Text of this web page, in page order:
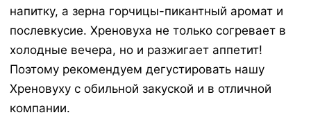
напитку, а зерна горчицы-пикантный аромат и
послевкусие. Хреновуха не только согревает в
холодные вечера, но и разжигает аппетит!
Поэтому рекомендуем дегустировать нашу
Хреновуху с обильной закуской и в отличной
компании.